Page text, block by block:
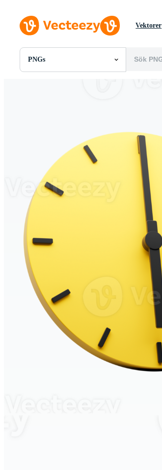
Vektorer
PNGs
Alla Bilder
Rörlig grafik
Redaktionella Bilder
Redaktionella Evenemang